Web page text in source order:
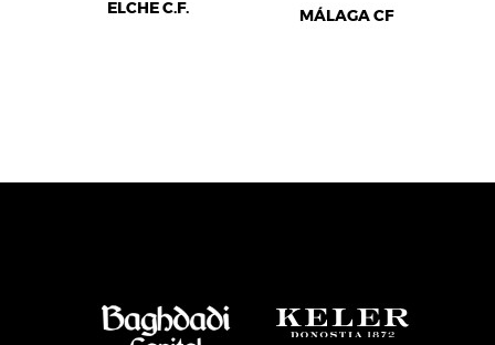
ELCHE C.F. MÁLAGA CF